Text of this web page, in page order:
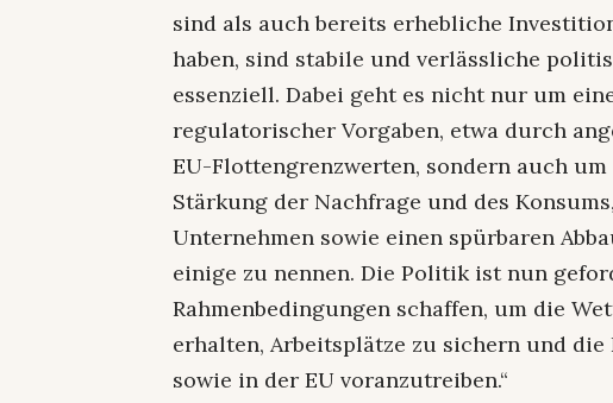
sind als auch bereits erhebliche
haben, sind stabile und verlässliche
essenziell. Dabei geht es nicht nur um
regulatorischer Vorgaben, etwa durch
EU-Flottengrenzwerten, sondern auch
Stärkung der Nachfrage und des
Unternehmen sowie einen spürbaren
einige zu nennen. Die Politik ist nun
Rahmenbedingungen schaffen, um die
erhalten, Arbeitsplätze zu sichern und
sowie in der EU voranzutreiben.“